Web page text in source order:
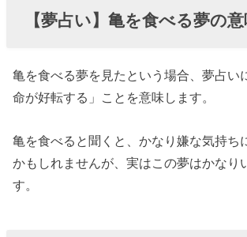
【夢占い】亀を食べる夢の
亀を食べる夢を見たという場合、夢占い
命が好転する」ことを意味します。
亀を食べると聞くと、かなり嫌な気持ち
かもしれませんが、実はこの夢はかなり
す。